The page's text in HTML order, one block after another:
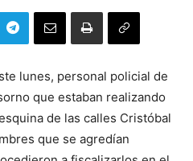
lunes, personal policial de
que estaban realizando
de las calles Cristóbal
que se agredían